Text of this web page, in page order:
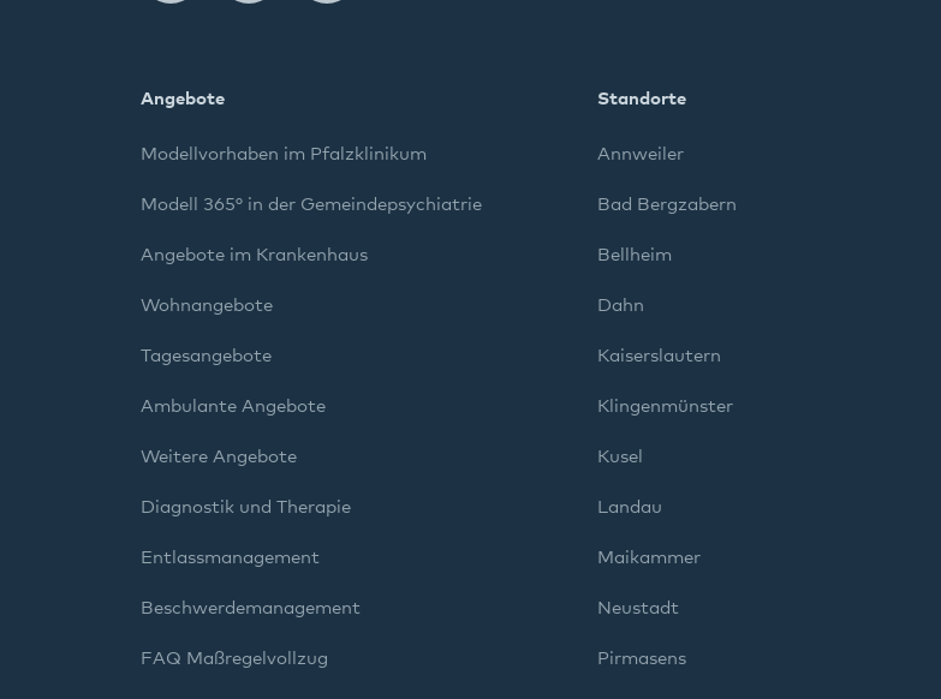
Angebote
Modellvorhaben im Pfalzklinikum
Modell 365° in der Gemeindepsychiatrie
Angebote im Krankenhaus
Wohnangebote
Tagesangebote
Ambulante Angebote
Weitere Angebote
Diagnostik und Therapie
Entlassmanagement
Beschwerdemanagement
FAQ Maßregelvollzug
Standorte
Annweiler
Bad Bergzabern
Bellheim
Dahn
Kaiserslautern
Klingenmünster
Kusel
Landau
Maikammer
Neustadt
Pirmasens